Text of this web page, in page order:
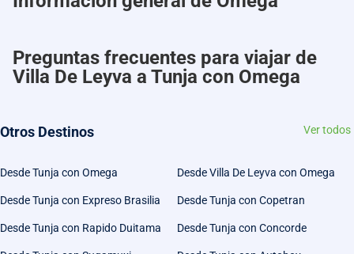
Preguntas frecuentes para viajar de
Villa De Leyva a Tunja con Omega
Otros Destinos Ver todos
Desde Tunja con Omega Desde Villa De Leyva con Omega
Desde Tunja con Expreso Brasilia Desde Tunja con Copetran
Desde Tunja con Rapido Duitama Desde Tunja con Concorde